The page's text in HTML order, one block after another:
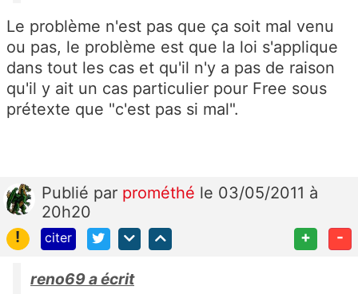
Le problème n'est pas que ça soit mal venu
ou pas, le problème est que la loi s'applique
dans tout les cas et qu'il n'y a pas de raison
qu'il y ait un cas particulier pour Free sous
prétexte que "c'est pas si mal".
Publié par prométhé le 03/05/2011 à
20h20
!
citer + -
reno69 a écrit